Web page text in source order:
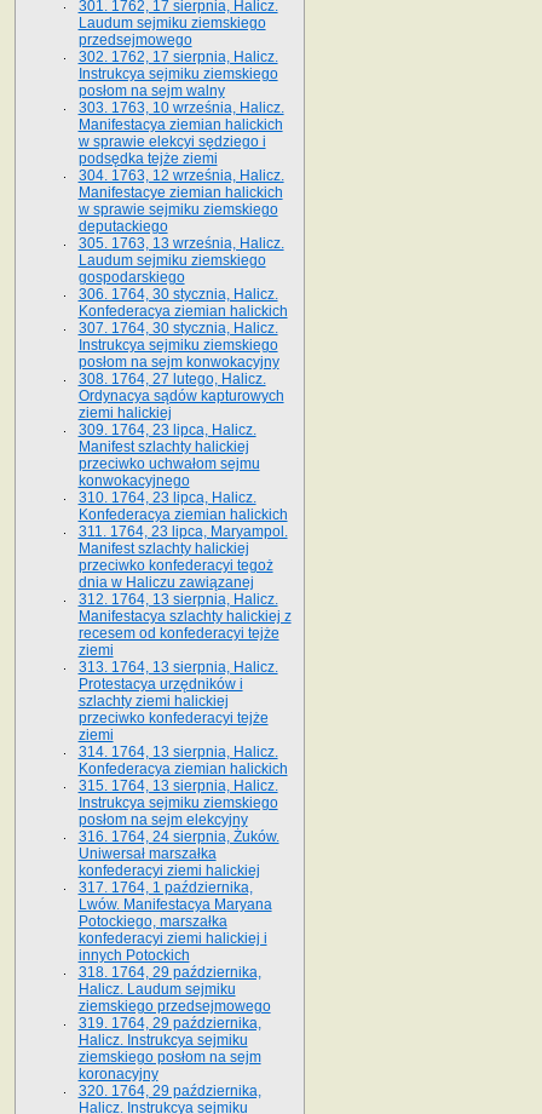
301. 1762, 17 sierpnia, Halicz.
Laudum sejmiku ziemskiego
przedsejmowego
302. 1762, 17 sierpnia, Halicz.
Instrukcya sejmiku ziemskiego
posłom na sejm walny
303. 1763, 10 września, Halicz.
Manifestacya ziemian halickich
w sprawie elekcyi sędziego i
podsędka tejże ziemi
304. 1763, 12 września, Halicz.
Manifestacye ziemian halickich
w sprawie sejmiku ziemskiego
deputackiego
305. 1763, 13 września, Halicz.
Laudum sejmiku ziemskiego
gospodarskiego
306. 1764, 30 stycznia, Halicz.
Konfederacya ziemian halickich
307. 1764, 30 stycznia, Halicz.
Instrukcya sejmiku ziemskiego
posłom na sejm konwokacyjny
308. 1764, 27 lutego, Halicz.
Ordynacya sądów kapturowych
ziemi halickiej
309. 1764, 23 lipca, Halicz.
Manifest szlachty halickiej
przeciwko uchwałom sejmu
konwokacyjnego
310. 1764, 23 lipca, Halicz.
Konfederacya ziemian halickich
311. 1764, 23 lipca, Maryampol.
Manifest szlachty halickiej
przeciwko konfederacyi tegoż
dnia w Haliczu zawiązanej
312. 1764, 13 sierpnia, Halicz.
Manifestacya szlachty halickiej z
recesem od konfederacyi tejże
ziemi
313. 1764, 13 sierpnia, Halicz.
Protestacya urzędników i
szlachty ziemi halickiej
przeciwko konfederacyi tejże
ziemi
314. 1764, 13 sierpnia, Halicz.
Konfederacya ziemian halickich
315. 1764, 13 sierpnia, Halicz.
Instrukcya sejmiku ziemskiego
posłom na sejm elekcyjny
316. 1764, 24 sierpnia, Żuków.
Uniwersał marszałka
konfederacyi ziemi halickiej
317. 1764, 1 października,
Lwów. Manifestacya Maryana
Potockiego, marszałka
konfederacyi ziemi halickiej i
innych Potockich
318. 1764, 29 października,
Halicz. Laudum sejmiku
ziemskiego przedsejmowego
319. 1764, 29 października,
Halicz. Instrukcya sejmiku
ziemskiego posłom na sejm
koronacyjny
320. 1764, 29 października,
Halicz. Instrukcya sejmiku